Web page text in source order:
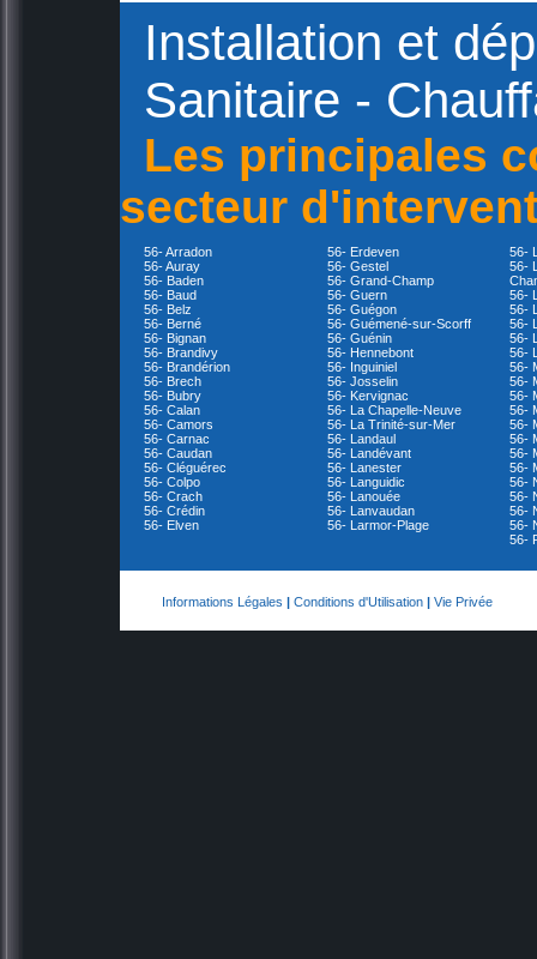
Installation et
Sanitaire -
Les principales
secteur
56- Arradon
56- Auray
56- Baden
56- Baud
56- Belz
56- Berné
56- Bignan
56- Brandivy
56- Brandérion
56- Brech
56- Bubry
56- Calan
56- Camors
56- Carnac
56- Caudan
56- Cléguérec
56- Colpo
56- Crach
56- Crédin
56- Elven
56- Erdeven
56- Gestel
56- Grand-Champ
56- Guern
56- Guégon
56- Guémené-sur-Scorff
56- Guénin
56- Hennebont
56- Inguiniel
56- Josselin
56- Kervignac
56- La Chapelle-Neuve
56- La Trinité-sur-Mer
56- Landaul
56- Landévant
56- Lanester
56- Languidic
56- Lanouée
56- Lanvaudan
56- Larmor-Plage
56-
56-
56-
56-
56-
56-
56-
56-
56-
56-
56-
56-
56-
56-
56-
56-
56-
56-
56-
56-
Informations Légales | Conditions d'Utilisation | Vie Privée